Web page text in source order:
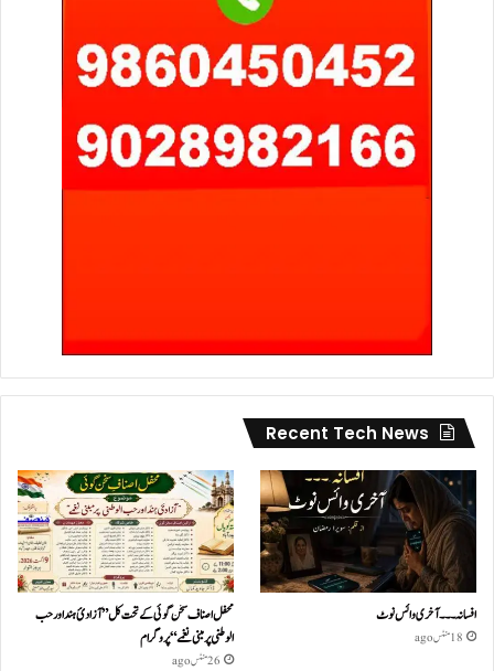
Recent Tech News
افسانہ۔۔۔آخری وائس نوٹ
18 منٹس ago
محفل اصناف سخن گوئی کے تحت کل ”آزادئ ہند اور حب
الوطنی پر مبنی نغمے“پروگرام
26 منٹس ago